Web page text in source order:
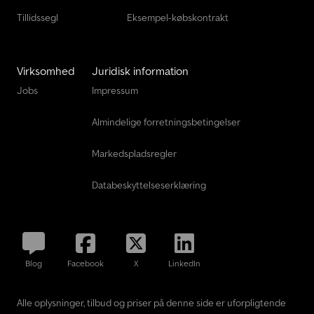
Tillidssegl Eksempel-købskontrakt
Virksomhed
Jobs
Juridisk information
Impressum
Almindelige forretningsbetingelser
Markedspladsregler
Databeskyttelseserklæring
Blog Facebook X LinkedIn
Alle oplysninger, tilbud og priser på denne side er uforpligtende